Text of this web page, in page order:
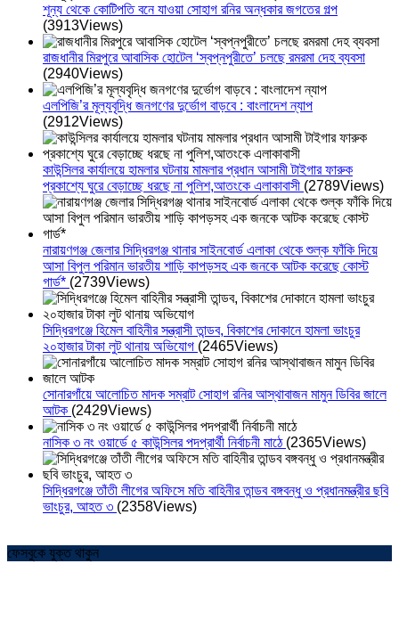
শূন্য থেকে কোটিপতি বনে যাওয়া সোহাগ রনির অন্ধকার জগতের গল্প
(3913Views)
রাজধানীর মিরপুরে আবাসিক হোটেল ‘স্বপ্নপুরীতে’ চলছে রমরমা দেহ ব্যবসা
(2940Views)
এলপিজি’র মূল্যবৃদ্ধি জনগণের দুর্ভোগ বাড়বে : বাংলাদেশ ন্যাপ
(2912Views)
কাউন্সিলর কার্যালয়ে হামলার ঘটনায় মামলার প্রধান আসামী টাইগার ফারুক
প্রকাশ্যে ঘুরে বেড়াচ্ছে ধরছে না পুলিশ,আতংকে এলাকাবাসী (2789Views)
নারায়ণগঞ্জ জেলার সিদ্ধিরগঞ্জ থানার সাইনবোর্ড এলাকা থেকে শুল্ক ফাঁকি দিয়ে
আসা বিপুল পরিমান ভারতীয় শাড়ি কাপড়সহ এক জনকে আটক করেছে কোস্ট
গার্ড* (2739Views)
সিদ্ধিরগঞ্জে হিমেল বাহিনীর সন্ত্রাসী তান্ডব, বিকাশের দোকানে হামলা ভাংচুর
২০হাজার টাকা লুট থানায় অভিযোগ (2465Views)
সোনারগাঁয়ে আলোচিত মাদক সম্রাট সোহাগ রনির আস্থাবাজন মামুন ডিবির জালে
আটক (2429Views)
নাসিক ৩ নং ওয়ার্ডে ৫ কাউন্সিলর পদপ্রার্থী নির্বাচনী মাঠে (2365Views)
সিদ্ধিরগঞ্জে তাঁতী লীগের অফিসে মতি বাহিনীর তান্ডব বঙ্গবন্ধু ও প্রধানমন্ত্রীর ছবি
ভাংচুর, আহত ৩ (2358Views)
ফেসবুকে যুক্ত থাকুন